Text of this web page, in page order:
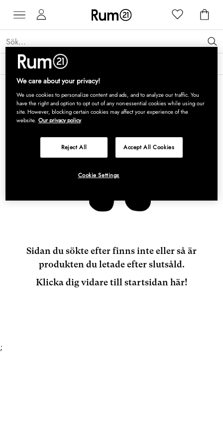
Få 15 % rabatt på Grythyttan Stålmöbler* →
Sidan du sökte efter finns inte eller så är
produkten du letade efter slutsåld.
Klicka dig vidare till startsidan här!
;
We care about your privacy!
We use cookies to personalize content and ads, and to analyze our traffic. You
have the right and option to opt out of any non-essential cookies while using our
site. However, blocking certain cookies may affect your experience of the
website. Our privacy policy
Reject All Accept All Cookies
Cookie Settings